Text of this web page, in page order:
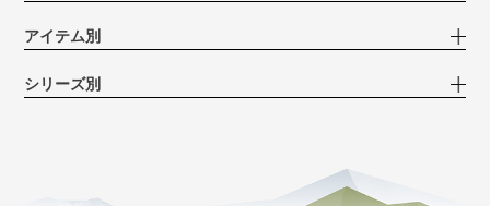
アイテム別
シリーズ別